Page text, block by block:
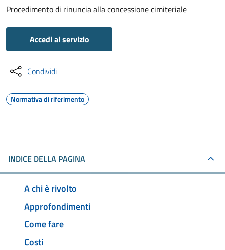
Procedimento di rinuncia alla concessione cimiteriale
Accedi al servizio
Condividi
Normativa di riferimento
INDICE DELLA PAGINA
A chi è rivolto
Approfondimenti
Come fare
Costi